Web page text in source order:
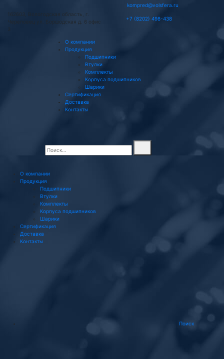
162603, Вологодская область, г.
Череповец ул. Боршодская д. 6 офис
kompred@volsfera.ru
+7 (8202) 498-438
О компании
Продукция
Подшипники
Втулки
Комплекты
Корпуса подшипников
Шарики
Сертификация
Доставка
Контакты
О компании
Продукция
Подшипники
Втулки
Комплекты
Корпуса подшипников
Шарики
Сертификация
Доставка
Контакты
Поиск